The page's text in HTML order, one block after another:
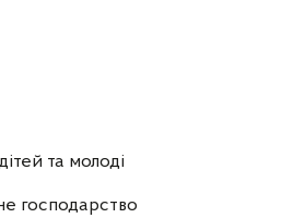
та молоді
господарство